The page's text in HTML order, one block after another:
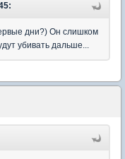
дни?) Он слишком
убивать дальше...